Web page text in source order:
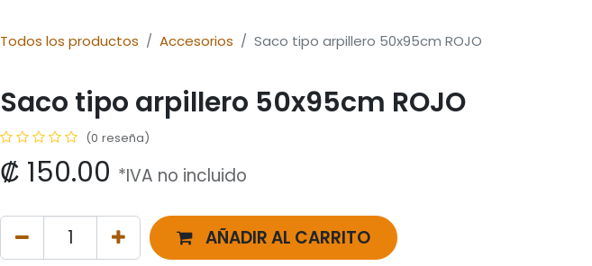
Todos los productos Accesorios Saco tipo arpillero 50x95cm ROJO
Saco tipo arpillero 50x95cm ROJO
(0 reseña)
₡ 150.00 *IVA no incluido
AÑADIR AL CARRITO